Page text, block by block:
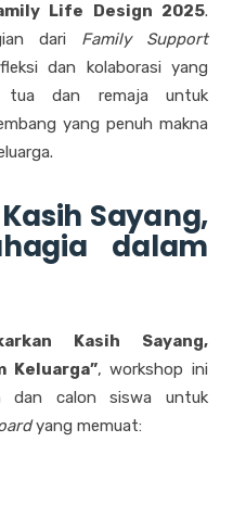
Life Design 2025.
dari Family Support
dan kolaborasi yang
tua dan remaja untuk
yang penuh makna
Sayang,
dalam
Kasih Sayang,
Keluarga”, workshop ini
dan calon siswa untuk
yang memuat: